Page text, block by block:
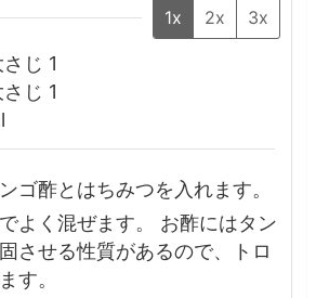
1x 2x 3x
さじ 1
さじ 1
ゴ酢とはちみつを入れます。
よく混ぜます。 お酢にはタン
させる性質があるので、トロ
す。